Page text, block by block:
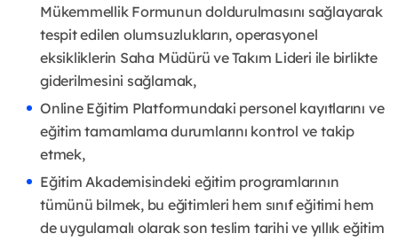
Mükemmellik Formunun doldurulmasını sağlayarak
tespit edilen olumsuzlukların, operasyonel
eksikliklerin Saha Müdürü ve Takım Lideri ile birlikte
giderilmesini sağlamak,
Online Eğitim Platformundaki personel kayıtlarını ve
eğitim tamamlama durumlarını kontrol ve takip
etmek,
Eğitim Akademisindeki eğitim programlarının
tümünü bilmek, bu eğitimleri hem sınıf eğitimi hem
de uygulamalı olarak son teslim tarihi ve yıllık eğitim